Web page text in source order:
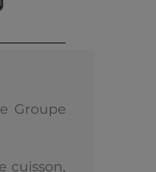
Groupe
cuisson,